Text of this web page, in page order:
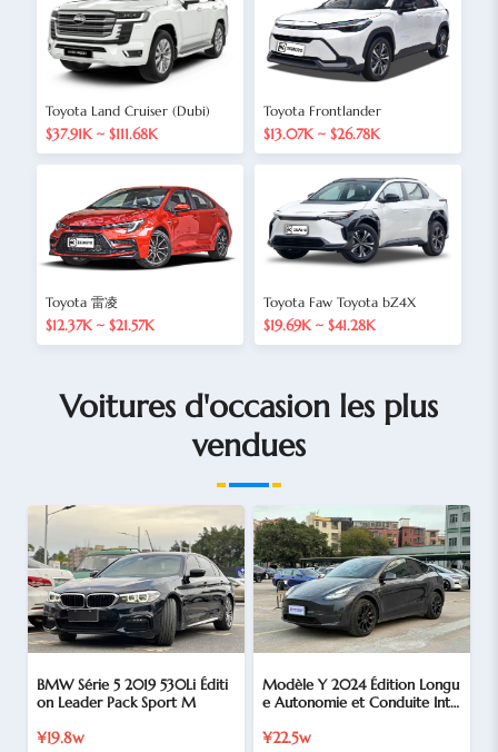
Toyota Land Cruiser (Dubi)
$37.91K ~ $111.68K
Toyota Frontlander
$13.07K ~ $26.78K
Toyota 雷凌
$12.37K ~ $21.57K
Toyota Faw Toyota bZ4X
$19.69K ~ $41.28K
Voitures d'occasion les plus
vendues
BMW Série 5 2019 530Li Éditi
on Leader Pack Sport M
¥19.8w
Modèle Y 2024 Édition Longu
e Autonomie et Conduite Inté
¥22.5w